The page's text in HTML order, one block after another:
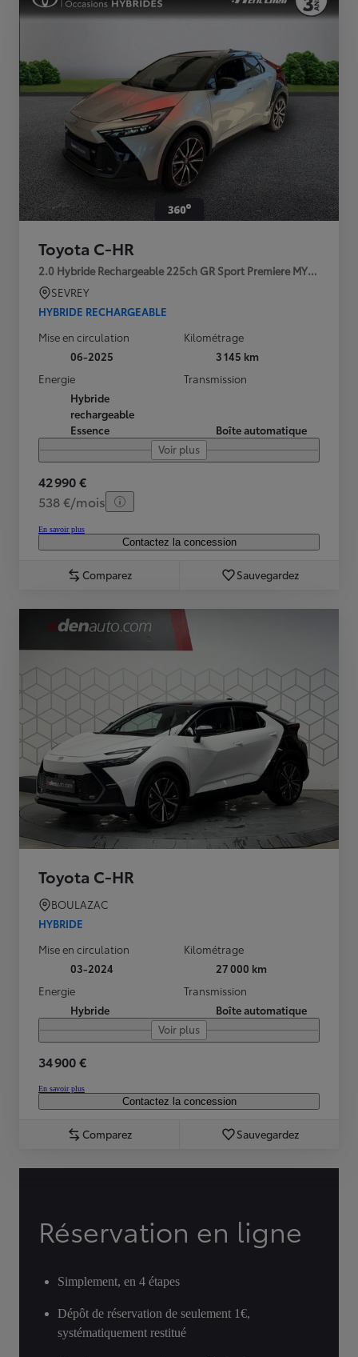
Toyota C-HR
2.0 Hybride Rechargeable 225ch GR Sport Premiere MY25
SEVREY
HYBRIDE RECHARGEABLE
Mise en circulation
06-2025
Kilométrage
3 145 km
Energie
Hybride
rechargeable
Essence
Transmission
Boîte automatique
Voir plus
42 990 €
538 €/mois
En savoir plus
Contactez la concession
Comparez Sauvegardez
Toyota C-HR
BOULAZAC
HYBRIDE
Mise en circulation
03-2024
Kilométrage
27 000 km
Energie
Hybride
Transmission
Boîte automatique
Voir plus
34 900 €
En savoir plus
Contactez la concession
Comparez Sauvegardez
Réservation en ligne
Simplement, en 4 étapes
Dépôt de réservation de seulement 1€,
systématiquement restitué